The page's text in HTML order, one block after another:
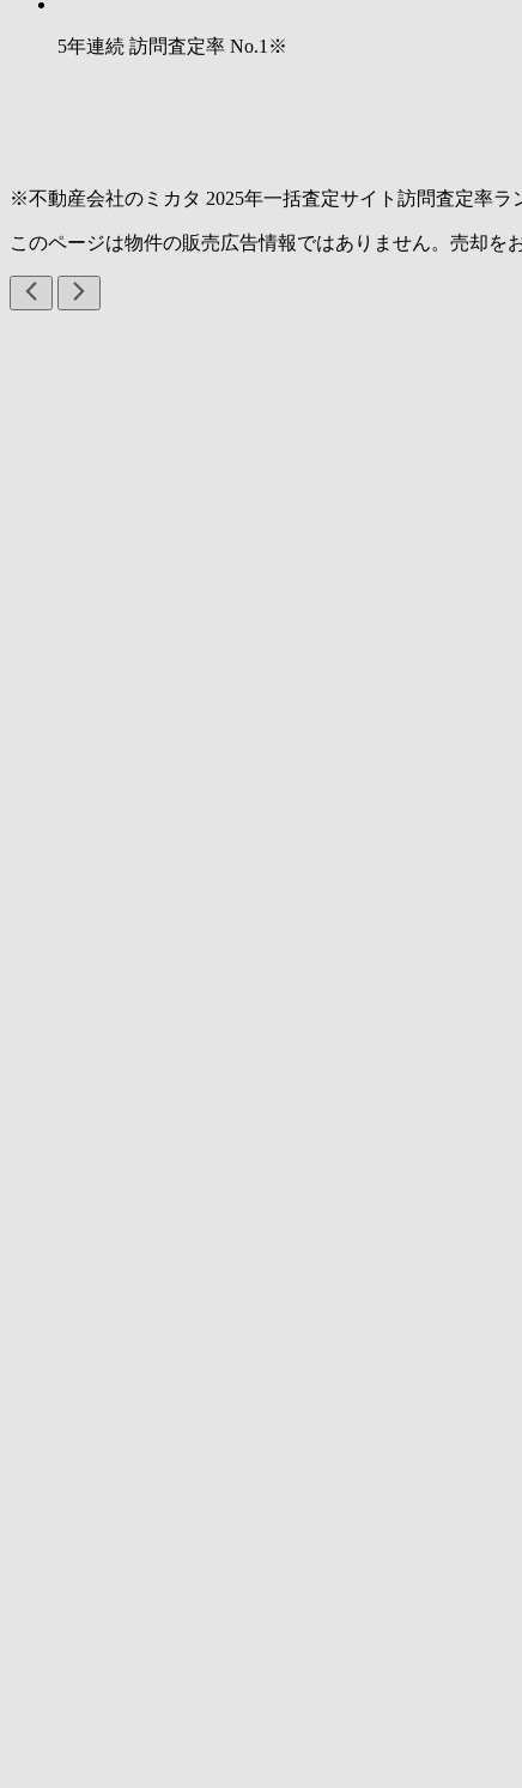
5年連続 訪問査定率 No.1 ※
※不動産会社のミカタ 2025年一括査定サイト訪問査定率ラ
このページは物件の販売広告情報ではありません。売却を